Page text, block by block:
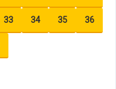
33 34 35 36